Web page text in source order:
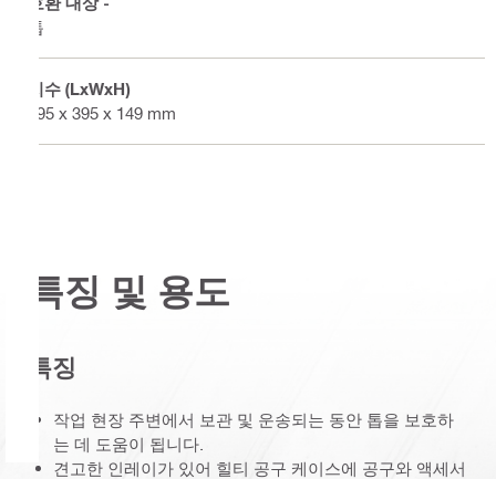
톱
치수 (LxWxH)
495 x 395 x 149 mm
특징 및 용도
특징
작업 현장 주변에서 보관 및 운송되는 동안 톱을 보호하
는 데 도움이 됩니다.
견고한 인레이가 있어 힐티 공구 케이스에 공구와 액세서